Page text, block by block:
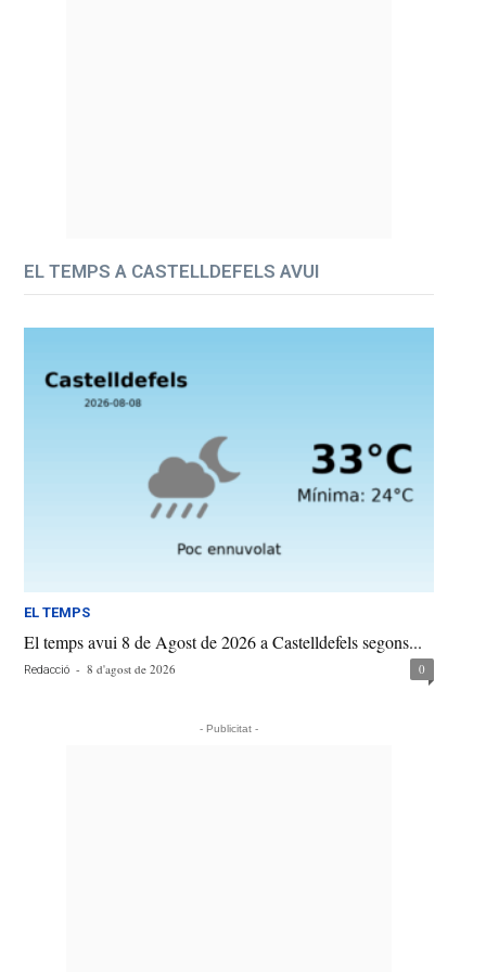
EL TEMPS A CASTELLDEFELS AVUI
EL TEMPS
El temps avui 8 de Agost de 2026 a Castelldefels segons...
Redacció - 8 d'agost de 2026 0
- Publicitat -